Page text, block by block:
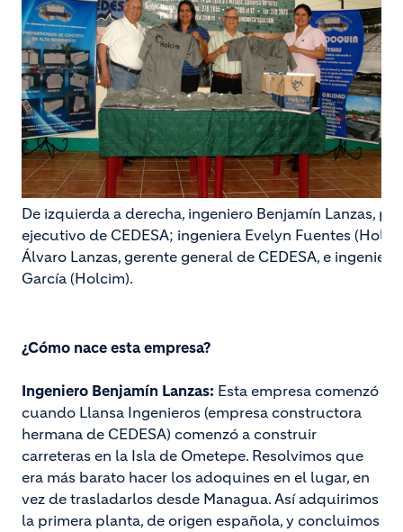
De izquierda a derecha, ingeniero Benjamín Lanzas,
ejecutivo de CEDESA; ingeniera Evelyn Fuentes
Álvaro Lanzas, gerente general de CEDESA, e
García (Holcim).
¿Cómo nace esta empresa?
Ingeniero Benjamín Lanzas: Esta empresa comenzó
cuando Llansa Ingenieros (empresa constructora
hermana de CEDESA) comenzó a construir
carreteras en la Isla de Ometepe. Resolvimos que
era más barato hacer los adoquines en el lugar, en
vez de trasladarlos desde Managua. Así adquirimos
la primera planta, de origen española, y concluimos